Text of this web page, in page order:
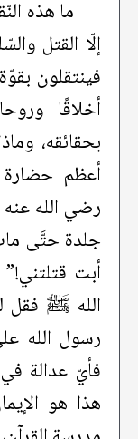
ما هذه
إلّا القتل
فينتقلون
أخلاقًا
بحقائقه،
أعظم
رضي الله
جلدة حتَّى
أبت
الله ﷺ فقل
رسول الله
فأيّ عدالة
هذا هو